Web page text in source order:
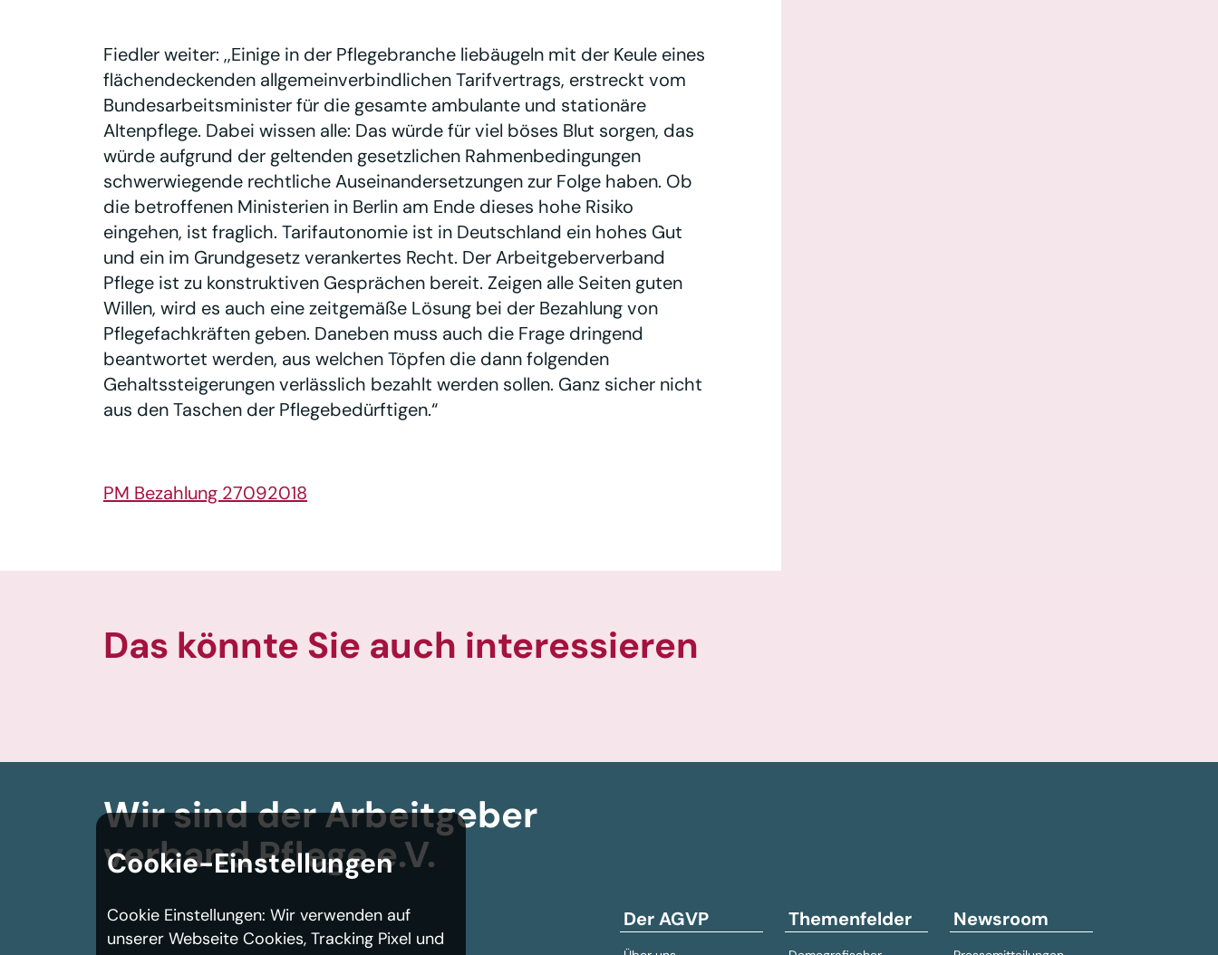
Fiedler weiter: ,,Einige in der Pflegebranche liebäugeln mit der Keule eines
flächendeckenden allgemeinverbindlichen Tarifvertrags, erstreckt vom
Bundesarbeitsminister für die gesamte ambulante und stationäre
Altenpflege. Dabei wissen alle: Das würde für viel böses Blut sorgen, das
würde aufgrund der geltenden gesetzlichen Rahmenbedingungen
schwerwiegende rechtliche Auseinandersetzungen zur Folge haben. Ob
die betroffenen Ministerien in Berlin am Ende dieses hohe Risiko
eingehen, ist fraglich. Tarifautonomie ist in Deutschland ein hohes Gut
und ein im Grundgesetz verankertes Recht. Der Arbeitgeberverband
Pflege ist zu konstruktiven Gesprächen bereit. Zeigen alle Seiten guten
Willen, wird es auch eine zeitgemäße Lösung bei der Bezahlung von
Pflegefachkräften geben. Daneben muss auch die Frage dringend
beantwortet werden, aus welchen Töpfen die dann folgenden
Gehaltssteigerungen verlässlich bezahlt werden sollen. Ganz sicher nicht
aus den Taschen der Pflegebedürftigen.“
PM Bezahlung 27092018
Das könnte Sie auch interessieren
Wir sind der Arbeitgeber­
verbandPflege e.V.
Der AGVP Themenfelder Newsroom
Cookie-Einstellungen
Cookie Einstellungen: Wir verwenden auf
unserer Webseite Cookies, Tracking Pixel und